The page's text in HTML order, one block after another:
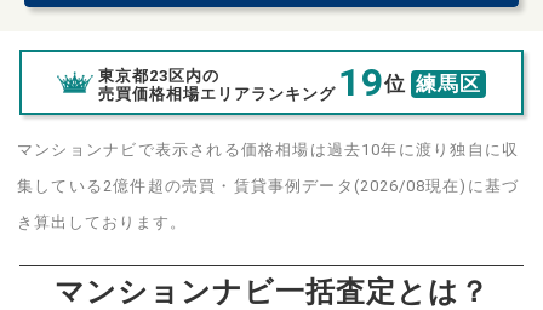
東京都23区内の
売買価格相場エリアランキング 19位 練馬区
マンションナビで表示される価格相場は過去10年に渡り独自に収
集している2億件超の売買・賃貸事例データ(2026/08現在)に基づ
き算出しております。
マンションナビ一括査定とは？